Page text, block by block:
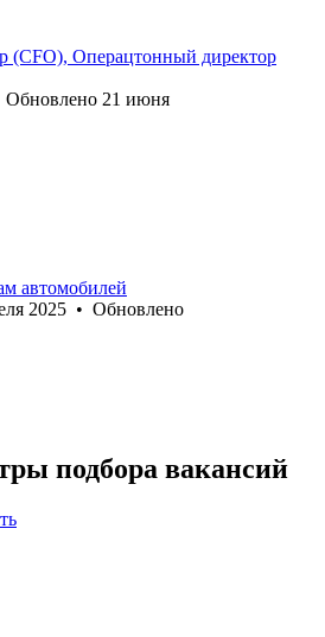
(CFO), Операцтонный директор
Обновлено 21 июня
автомобилей
2025 • Обновлено
подбора вакансий